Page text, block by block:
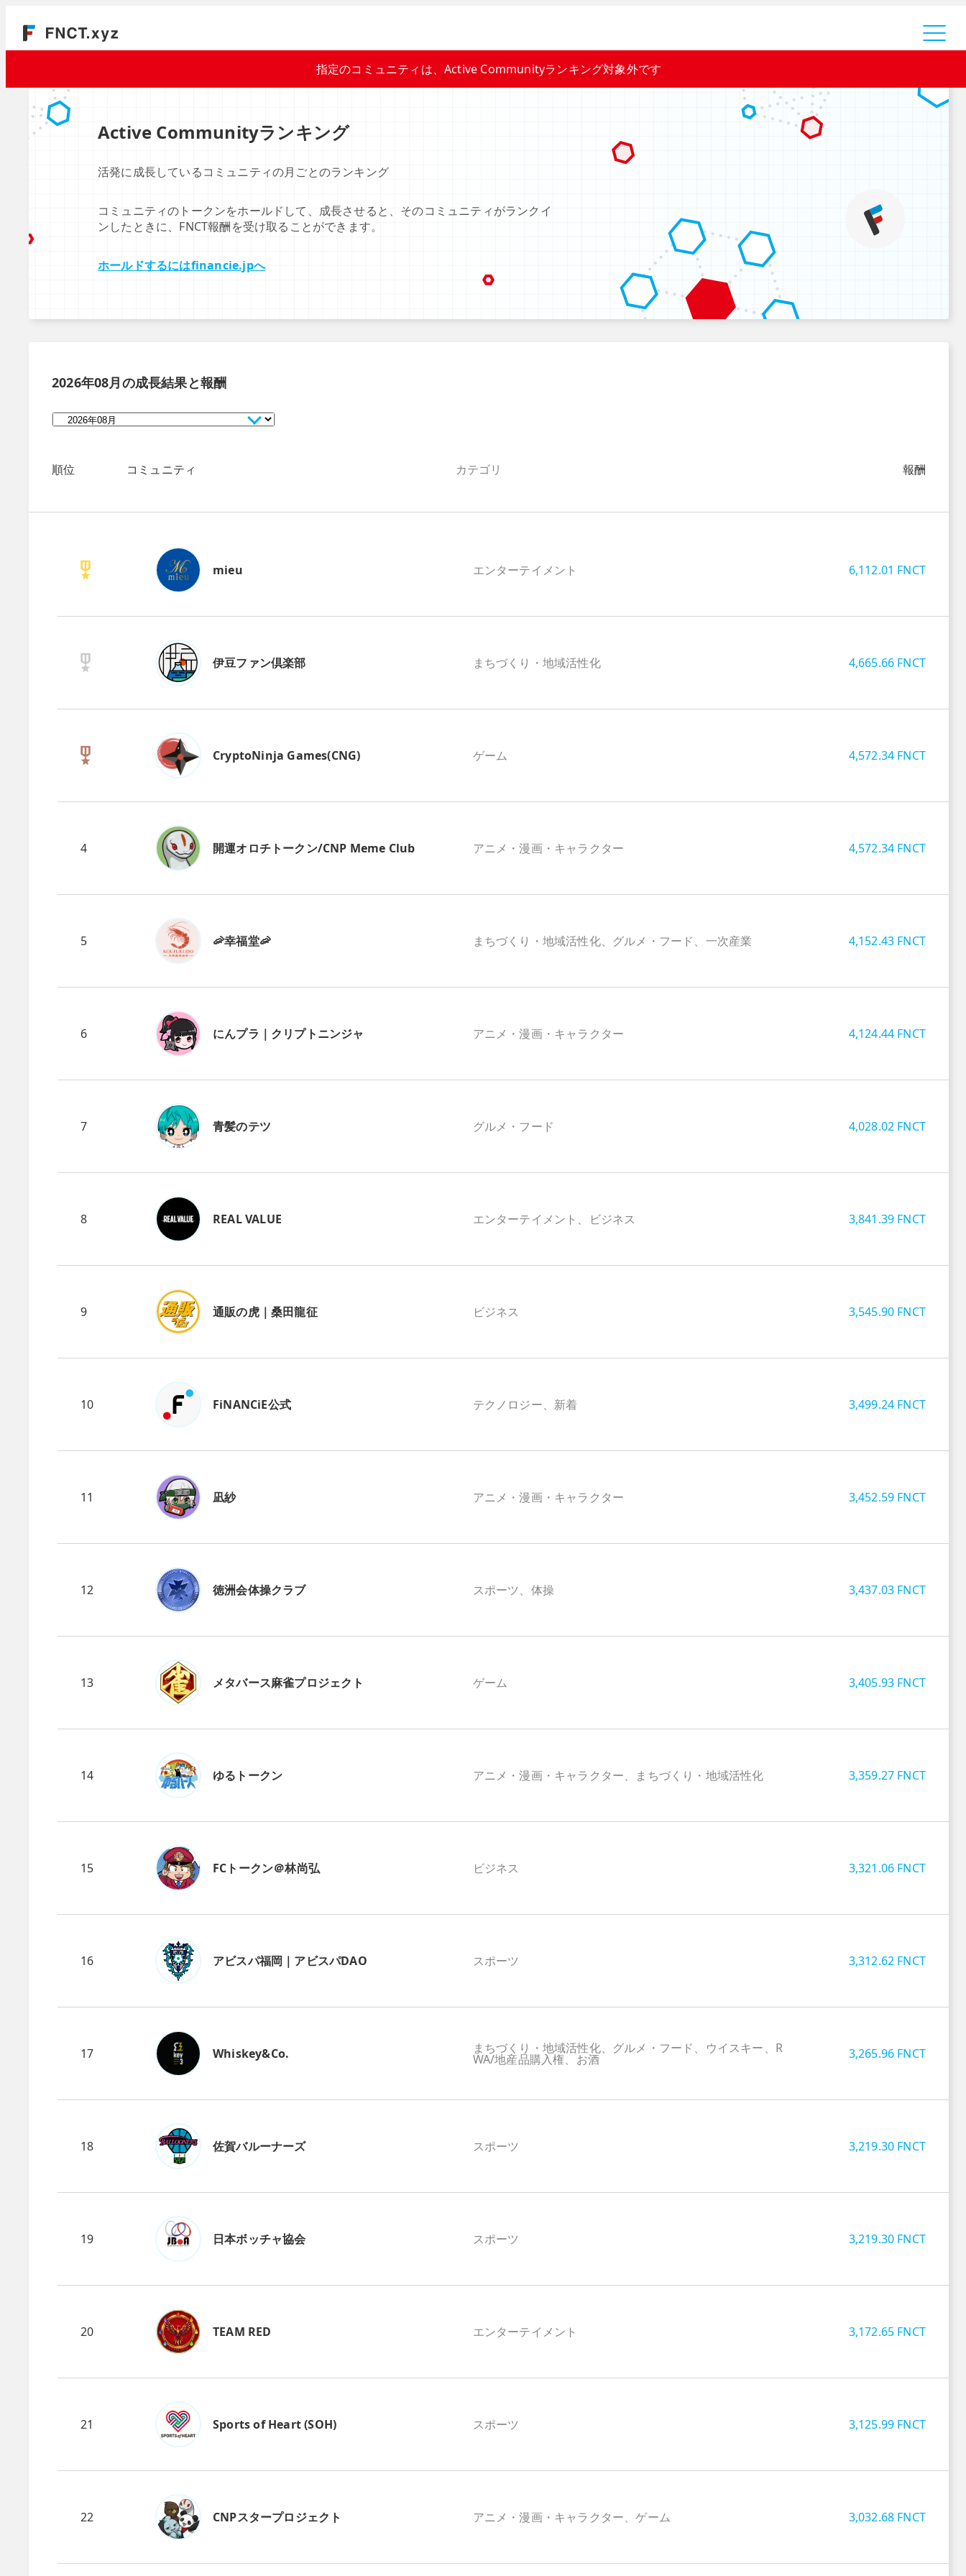
指定のコミュニティは、Active Communityランキング対象外です
Active Communityランキング
活発に成長しているコミュニティの月ごとのランキング
コミュニティのトークンをホールドして、成長させると、そのコミュニティがランクイ
ンしたときに、FNCT報酬を受け取ることができます。
ホールドするにはfinancie.jpへ
2026年08月の成長結果と報酬
順位 コミュニティ カテゴリ 報酬
mieu エンターテイメント 6,112.01 FNCT
伊豆ファン倶楽部 まちづくり・地域活性化 4,665.66 FNCT
CryptoNinja Games(CNG) ゲーム 4,572.34 FNCT
4 開運オロチトークン/CNP Meme Club アニメ・漫画・キャラクター 4,572.34 FNCT
5 🦐幸福堂🦐 まちづくり・地域活性化、グルメ・フード、一次産業 4,152.43 FNCT
6 にんプラ｜クリプトニンジャ アニメ・漫画・キャラクター 4,124.44 FNCT
7 青髪のテツ グルメ・フード 4,028.02 FNCT
8 REAL VALUE エンターテイメント、ビジネス 3,841.39 FNCT
9 通販の虎｜桑田龍征 ビジネス 3,545.90 FNCT
10 FiNANCiE公式 テクノロジー、新着 3,499.24 FNCT
11 凪紗 アニメ・漫画・キャラクター 3,452.59 FNCT
12 徳洲会体操クラブ スポーツ、体操 3,437.03 FNCT
13 メタバース麻雀プロジェクト ゲーム 3,405.93 FNCT
14 ゆるトークン アニメ・漫画・キャラクター、まちづくり・地域活性化 3,359.27 FNCT
15 FCトークン＠林尚弘 ビジネス 3,321.06 FNCT
16 アビスパ福岡｜アビスパDAO スポーツ 3,312.62 FNCT
17 Whiskey&Co. まちづくり・地域活性化、グルメ・フード、ウイスキー、R
WA/地産品購入権、お酒 3,265.96 FNCT
18 佐賀バルーナーズ スポーツ 3,219.30 FNCT
19 日本ボッチャ協会 スポーツ 3,219.30 FNCT
20 TEAM RED エンターテイメント 3,172.65 FNCT
21 Sports of Heart (SOH) スポーツ 3,125.99 FNCT
22 CNPスタープロジェクト アニメ・漫画・キャラクター、ゲーム 3,032.68 FNCT